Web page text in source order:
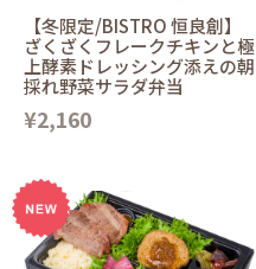
【冬限定/BISTRO 恒良創】
ざくざくフレークチキンと極
上酵素ドレッシング添えの朝
採れ野菜サラダ弁当
¥2,160